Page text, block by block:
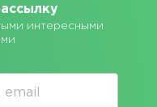
интересными